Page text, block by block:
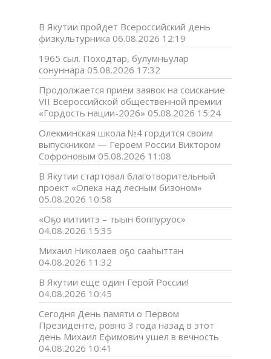
В Якутии пройдет Всероссийский день
физкультурника 06.08.2026 12:19
1965 сыл. Походтар, булумньулар
сонуннара 05.08.2026 17:32
Продолжается прием заявок на соискание
VII Всероссийской общественной премии
«Гордость нации-2026» 05.08.2026 15:24
Олекминская школа №4 гордится своим
выпускником — Героем России Виктором
Софроновым 05.08.2026 11:08
В Якутии стартовал благотворительный
проект «Опека над лесным бизоном»
05.08.2026 10:58
«Оҕо иитиитэ – тыын боппуруос»
04.08.2026 15:35
Михаил Николаев оҕо сааһыттан
04.08.2026 11:32
В Якутии еще один Герой России!
04.08.2026 10:45
Сегодня День памяти о Первом
Президенте, ровно 3 года назад в этот
день Михаил Ефимович ушел в вечность
04.08.2026 10:41